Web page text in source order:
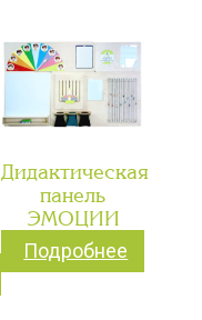
Дидактическая
панель
ЭМОЦИИ
Подробнее